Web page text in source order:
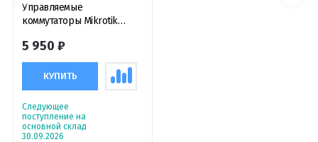
Управляемые
коммутаторы Mikrotik
5 950 ₽
КУПИТЬ
Следующее
поступление на
основной склад
30.09.2026